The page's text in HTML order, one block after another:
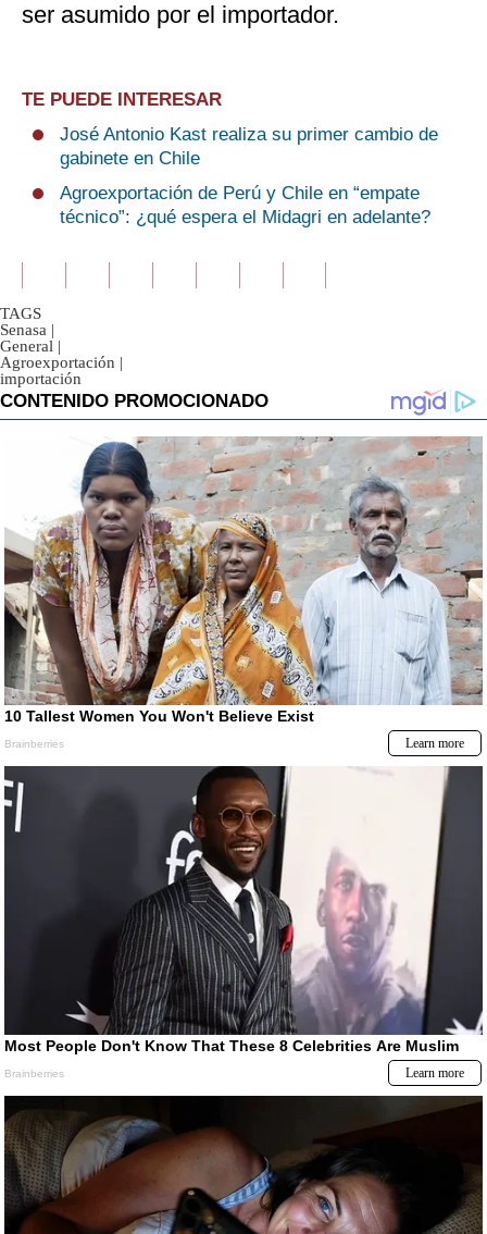
ser asumido por el importador.
TE PUEDE INTERESAR
José Antonio Kast realiza su primer cambio de
gabinete en Chile
Agroexportación de Perú y Chile en “empate
técnico”: ¿qué espera el Midagri en adelante?
TAGS
Senasa |
General |
Agroexportación |
importación